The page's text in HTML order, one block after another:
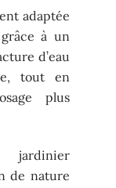
adaptée
grâce à un
d’eau
tout en
plus
de nature